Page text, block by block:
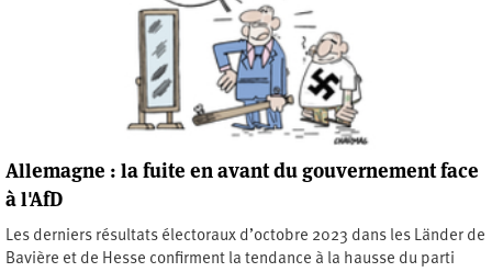
Allemagne : la fuite en avant du gouvernement face
à l'AfD
Les derniers résultats électoraux d’octobre 2023 dans les Länder de
Bavière et de Hesse confirment la tendance à la hausse du parti